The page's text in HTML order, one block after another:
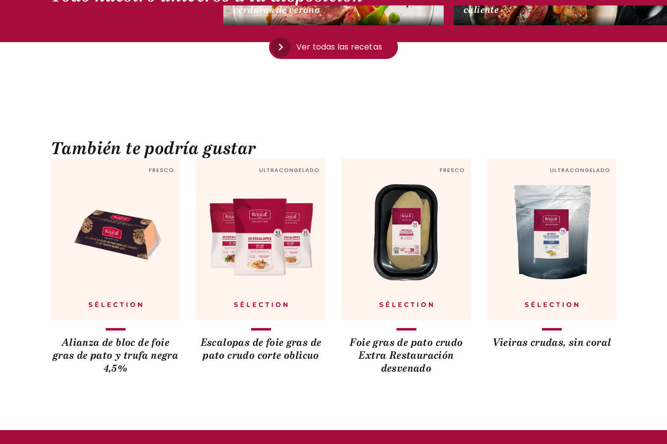
verduras de verano
caliente
Ver todas las recetas
También te podría gustar
FRESCO
Alianza de bloc de foie
gras de pato y trufa negra
4,5%
ULTRACONGELADO
Escalopas de foie gras de
pato crudo corte oblicuo
FRESCO
Foie gras de pato crudo
Extra Restauración
desvenado
ULTRACONGELADO
Vieiras crudas, sin coral